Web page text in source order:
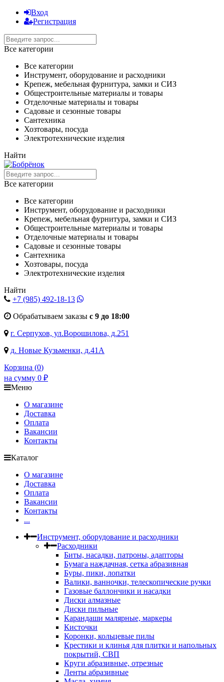
Вход
Регистрация
Все категории
Все категории
Инструмент, оборудование и расходники
Крепеж, мебельная фурнитура, замки и СИЗ
Общестроительные материалы и товары
Отделочные материалы и товары
Садовые и сезонные товары
Сантехника
Хозтовары, посуда
Электротехнические изделия
Найти
Все категории
Все категории
Инструмент, оборудование и расходники
Крепеж, мебельная фурнитура, замки и СИЗ
Общестроительные материалы и товары
Отделочные материалы и товары
Садовые и сезонные товары
Сантехника
Хозтовары, посуда
Электротехнические изделия
Найти
+7 (985) 492-18-13
Обрабатываем заказы с 9 до 18:00
г. Серпухов, ул.Ворошилова, д.251
д. Новые Кузьменки, д.41А
Корзина (0)
на сумму 0 ₽
Меню
О магазине
Доставка
Оплата
Вакансии
Контакты
Каталог
О магазине
Доставка
Оплата
Вакансии
Контакты
...
Инструмент, оборудование и расходники
Расходники
Биты, насадки, патроны, адапторы
Бумага наждачная, сетка абразивная
Буры, пики, лопатки
Валики, ванночки, телескопические ручки
Газовые баллончики и насадки
Диски алмазные
Диски пильные
Карандаши малярные, маркеры
Кисточки
Коронки, кольцевые пилы
Крестики и клинья для плитки и напольных
покрытий, СВП
Круги абразивные, отрезные
Ленты абразивные